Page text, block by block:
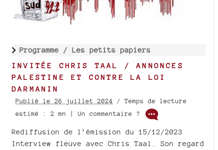
Programme / Les petits papiers
INVITÉE CHRIS TAAL / ANNONCES
PALESTINE ET CONTRE LA LOI
DARMANIN
Publié le 26 juillet 2024 / Temps de lecture
estimé : 2 mn | Un commentaire ?
Rediffusion de l’émission du 15/12/2023
Interview fleuve avec Chris Taal. Son regard